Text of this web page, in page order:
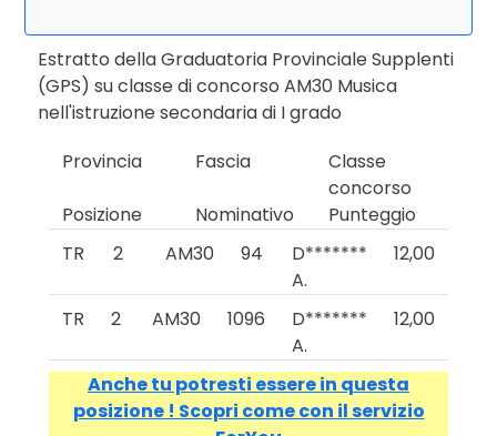
Estratto della Graduatoria Provinciale Supplenti
(GPS) su classe di concorso AM30 Musica
nell'istruzione secondaria di I grado
Provincia
Fascia
Classe
concorso
Posizione
Nominativo
Punteggio
TR
2 AM30 94
D*******
A.
12,00
TR 2 AM30 1096
D*******
A.
12,00
Anche tu potresti essere in questa
posizione ! Scopri come con il servizio